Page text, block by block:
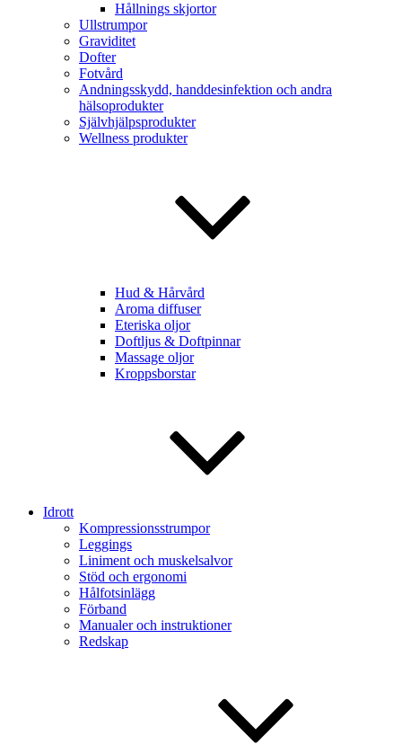
Hållnings skjortor
Ullstrumpor
Graviditet
Dofter
Fotvård
Andningsskydd, handdesinfektion och andra
hälsoprodukter
Självhjälpsprodukter
Wellness produkter
Hud & Hårvård
Aroma diffuser
Eteriska oljor
Doftljus & Doftpinnar
Massage oljor
Kroppsborstar
Idrott
Kompressionsstrumpor
Leggings
Liniment och muskelsalvor
Stöd och ergonomi
Hålfotsinlägg
Förband
Manualer och instruktioner
Redskap